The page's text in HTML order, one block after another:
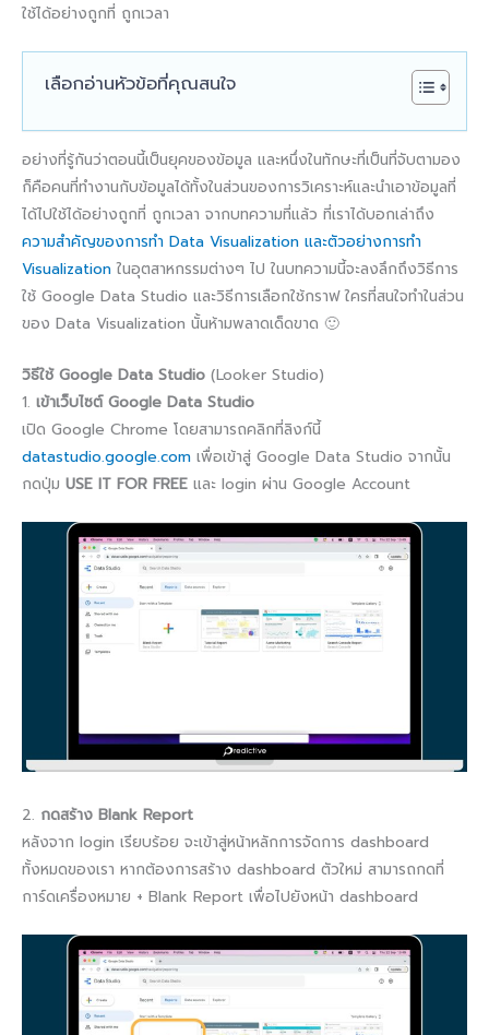
ใช้ได้อย่างถูกที่ ถูกเวลา
เลือกอ่านหัวข้อที่คุณสนใจ
อย่างที่รู้กันว่าตอนนี้เป็นยุคของข้อมูล และหนึ่งในทักษะที่เป็นที่จับตามอง
ก็คือคนที่ทำงานกับข้อมูลได้ทั้งในส่วนของการวิเคราะห์และนำเอาข้อมูลที่
ได้ไปใช้ได้อย่างถูกที่ ถูกเวลา จากบทความที่แล้ว ที่เราได้บอกเล่าถึง
ความสำคัญของการทำ Data Visualization และตัวอย่างการทำ
Visualization ในอุตสาหกรรมต่างๆ ไป ในบทความนี้จะลงลึกถึงวิธีการ
ใช้ Google Data Studio และวิธีการเลือกใช้กราฟ ใครที่สนใจทำในส่วน
ของ Data Visualization นั้นห้ามพลาดเด็ดขาด 🙂
วิธีใช้ Google Data Studio (Looker Studio)
1. เข้าเว็บไซต์ Google Data Studio
เปิด Google Chrome โดยสามารถคลิกที่ลิงก์นี้
datastudio.google.com เพื่อเข้าสู่ Google Data Studio จากนั้น
กดปุ่ม USE IT FOR FREE และ login ผ่าน Google Account
2. กดสร้าง Blank Report
หลังจาก login เรียบร้อย จะเข้าสู่หน้าหลักการจัดการ dashboard
ทั้งหมดของเรา หากต้องการสร้าง dashboard ตัวใหม่ สามารถกดที่
การ์ดเครื่องหมาย + Blank Report เพื่อไปยังหน้า dashboard